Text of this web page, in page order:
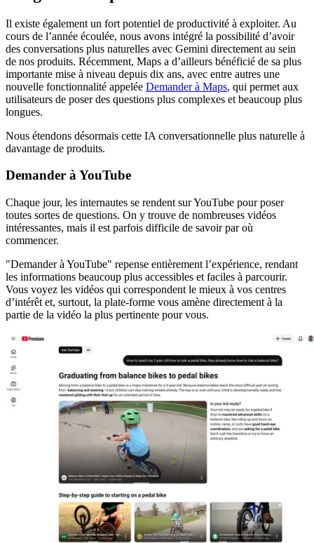
Il existe également un fort potentiel de productivité à exploiter. Au
cours de l’année écoulée, nous avons intégré la possibilité d’avoir
des conversations plus naturelles avec Gemini directement au sein
de nos produits. Récemment, Maps a d’ailleurs bénéficié de sa plus
importante mise à niveau depuis dix ans, avec entre autres une
nouvelle fonctionnalité appelée Demander à Maps, qui permet aux
utilisateurs de poser des questions plus complexes et beaucoup plus
longues.
Nous étendons désormais cette IA conversationnelle plus naturelle à
davantage de produits.
Demander à YouTube
Chaque jour, les internautes se rendent sur YouTube pour poser
toutes sortes de questions. On y trouve de nombreuses vidéos
intéressantes, mais il est parfois difficile de savoir par où
commencer.
"Demander à YouTube" repense entièrement l’expérience, rendant
les informations beaucoup plus accessibles et faciles à parcourir.
Vous voyez les vidéos qui correspondent le mieux à vos centres
d’intérêt et, surtout, la plate-forme vous amène directement à la
partie de la vidéo la plus pertinente pour vous.